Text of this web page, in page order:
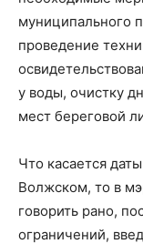
муниципального
проведение
у воды, очистку
мест береговой
Что касается
Волжском, то в
говорить рано,
ограничений,